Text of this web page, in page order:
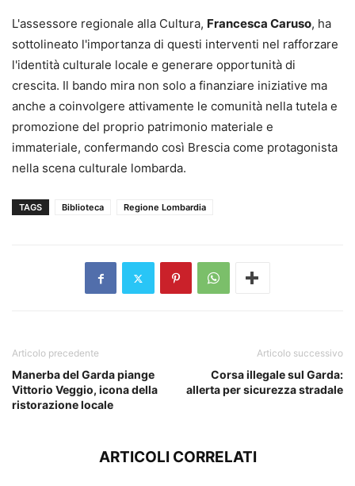
L'assessore regionale alla Cultura, Francesca Caruso, ha
sottolineato l'importanza di questi interventi nel rafforzare
l'identità culturale locale e generare opportunità di
crescita. Il bando mira non solo a finanziare iniziative ma
anche a coinvolgere attivamente le comunità nella tutela e
promozione del proprio patrimonio materiale e
immateriale, confermando così Brescia come protagonista
nella scena culturale lombarda.
TAGS Biblioteca Regione Lombardia
Articolo precedente
Manerba del Garda piange
Vittorio Veggio, icona della
ristorazione locale
Articolo successivo
Corsa illegale sul Garda:
allerta per sicurezza stradale
ARTICOLI CORRELATI